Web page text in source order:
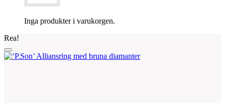
Inga produkter i varukorgen.
Rea!